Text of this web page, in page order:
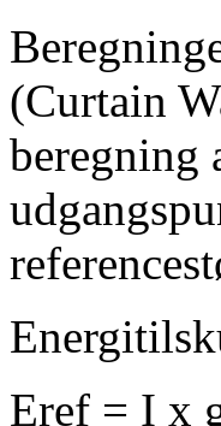
(Curtain
beregning
Eref = I x